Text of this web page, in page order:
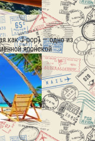
как J-pop) — одно из
японской